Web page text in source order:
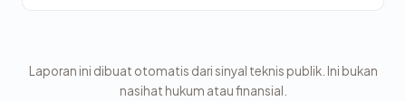
Laporan ini dibuat otomatis dari sinyal teknis publik. Ini bukan
nasihat hukum atau finansial.